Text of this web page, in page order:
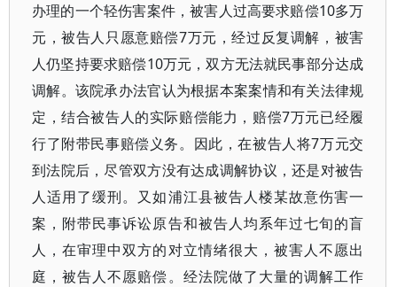
办理的一个轻伤害案件，被害人过高要求赔偿10多万
元，被告人只愿意赔偿7万元，经过反复调解，被害
人仍坚持要求赔偿10万元，双方无法就民事部分达成
调解。该院承办法官认为根据本案案情和有关法律规
定，结合被告人的实际赔偿能力，赔偿7万元已经履
行了附带民事赔偿义务。因此，在被告人将7万元交
到法院后，尽管双方没有达成调解协议，还是对被告
人适用了缓刑。又如浦江县被告人楼某故意伤害一
案，附带民事诉讼原告和被告人均系年过七旬的盲
人，在审理中双方的对立情绪很大，被害人不愿出
庭，被告人不愿赔偿。经法院做了大量的调解工作